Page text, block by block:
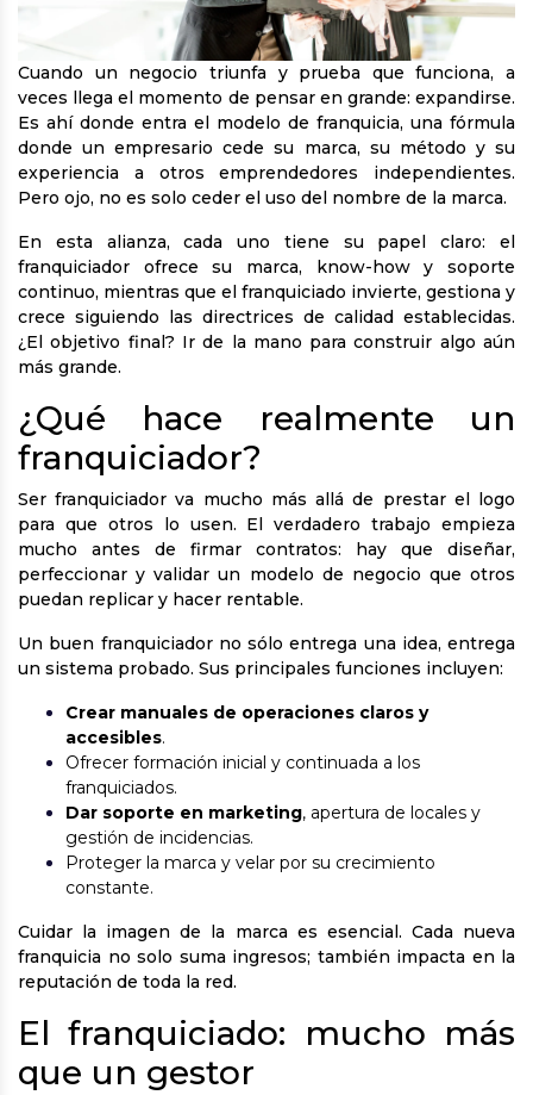
Cuando un negocio triunfa y prueba que funciona, a
veces llega el momento de pensar en grande: expandirse.
Es ahí donde entra el modelo de franquicia, una fórmula
donde un empresario cede su marca, su método y su
experiencia a otros emprendedores independientes.
Pero ojo, no es solo ceder el uso del nombre de la marca.
En esta alianza, cada uno tiene su papel claro: el
franquiciador ofrece su marca, know-how y soporte
continuo, mientras que el franquiciado invierte, gestiona y
crece siguiendo las directrices de calidad establecidas.
¿El objetivo final? Ir de la mano para construir algo aún
más grande.
¿Qué hace realmente un
franquiciador?
Ser franquiciador va mucho más allá de prestar el logo
para que otros lo usen. El verdadero trabajo empieza
mucho antes de firmar contratos: hay que diseñar,
perfeccionar y validar un modelo de negocio que otros
puedan replicar y hacer rentable.
Un buen franquiciador no sólo entrega una idea, entrega
un sistema probado. Sus principales funciones incluyen:
Crear manuales de operaciones claros y
accesibles.
Ofrecer formación inicial y continuada a los
franquiciados.
Dar soporte en marketing, apertura de locales y
gestión de incidencias.
Proteger la marca y velar por su crecimiento
constante.
Cuidar la imagen de la marca es esencial. Cada nueva
franquicia no solo suma ingresos; también impacta en la
reputación de toda la red.
El franquiciado: mucho más
que un gestor